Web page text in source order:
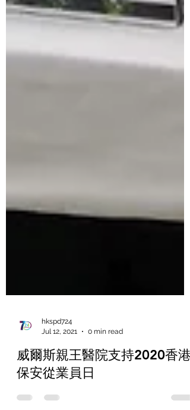
hkspd724
Jul 12, 2021
0 min read
威爾斯親王醫院支持2020香港
保安從業員日